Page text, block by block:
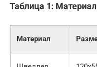
Таблица 1:
Материал